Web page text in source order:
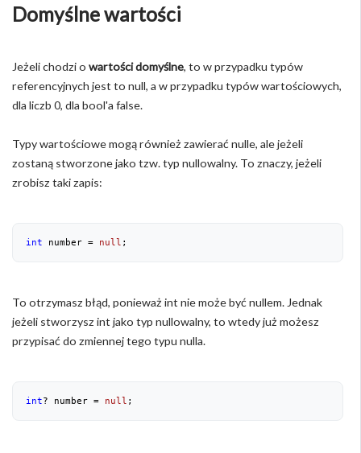
Domyślne wartości
Jeżeli chodzi o wartości domyślne, to w przypadku typów
referencyjnych jest to null, a w przypadku typów wartościowych,
dla liczb 0, dla bool'a false.
Typy wartościowe mogą również zawierać nulle, ale jeżeli
zostaną stworzone jako tzw. typ nullowalny. To znaczy, jeżeli
zrobisz taki zapis:
int number = null ;
To otrzymasz błąd, ponieważ int nie może być nullem. Jednak
jeżeli stworzysz int jako typ nullowalny, to wtedy już możesz
przypisać do zmiennej tego typu nulla.
int? number = null ;